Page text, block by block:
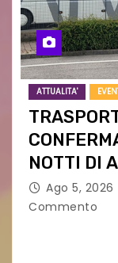
ATTUALITA'
NOTTI DI
Ago 5, 2026
Commento